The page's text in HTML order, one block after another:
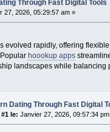
Through Fast Digital Tools
27, 2026, 05:29:57 am »
evolved rapidly, offering
hoookup apps
landscapes while balancing
Dating Through Fast Digital
le: Janvier 27, 2026, 09:57:34